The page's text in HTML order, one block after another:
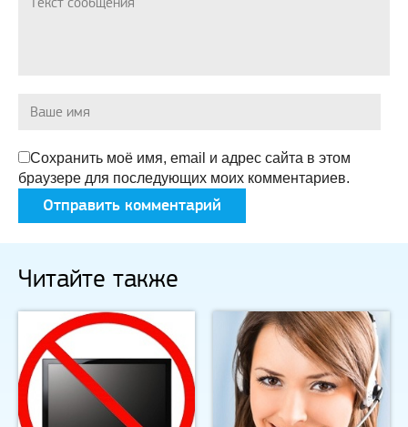
Сохранить моё имя, email и адрес сайта в этом
браузере для последующих моих комментариев.
Читайте также